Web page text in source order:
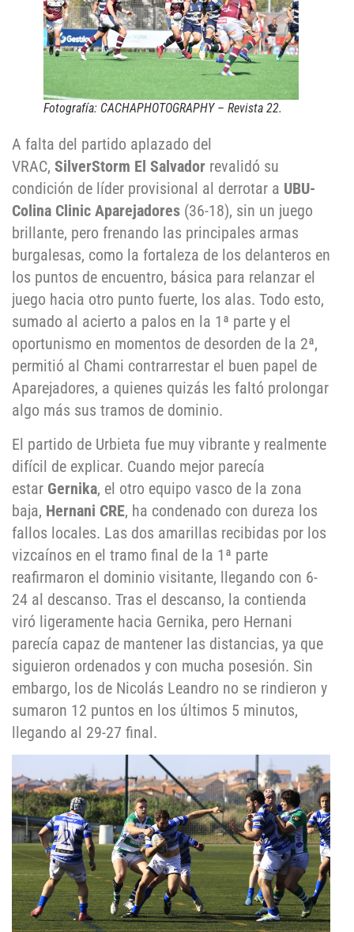
Fotografía: CACHAPHOTOGRAPHY – Revista 22.
A falta del partido aplazado del
VRAC, SilverStorm El Salvador revalidó su
condición de líder provisional al derrotar a UBU-
Colina Clinic Aparejadores (36-18), sin un juego
brillante, pero frenando las principales armas
burgalesas, como la fortaleza de los delanteros en
los puntos de encuentro, básica para relanzar el
juego hacia otro punto fuerte, los alas. Todo esto,
sumado al acierto a palos en la 1ª parte y el
oportunismo en momentos de desorden de la 2ª,
permitió al Chami contrarrestar el buen papel de
Aparejadores, a quienes quizás les faltó prolongar
algo más sus tramos de dominio.
El partido de Urbieta fue muy vibrante y realmente
difícil de explicar. Cuando mejor parecía
estar Gernika, el otro equipo vasco de la zona
baja, Hernani CRE, ha condenado con dureza los
fallos locales. Las dos amarillas recibidas por los
vizcaínos en el tramo final de la 1ª parte
reafirmaron el dominio visitante, llegando con 6-
24 al descanso. Tras el descanso, la contienda
viró ligeramente hacia Gernika, pero Hernani
parecía capaz de mantener las distancias, ya que
siguieron ordenados y con mucha posesión. Sin
embargo, los de Nicolás Leandro no se rindieron y
sumaron 12 puntos en los últimos 5 minutos,
llegando al 29-27 final.